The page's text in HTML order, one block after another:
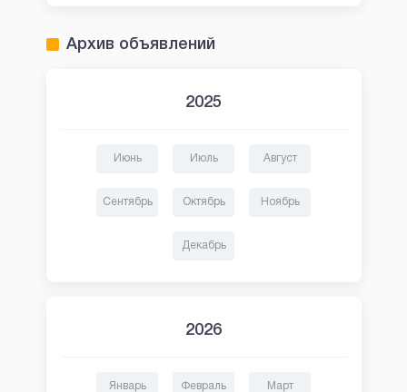
Архив объявлений
2025
Июнь Июль Август
Сентябрь Октябрь Ноябрь
Декабрь
2026
Январь Февраль Март